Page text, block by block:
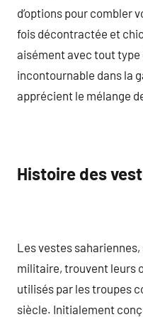
d’options pour combler
fois décontractée et
aisément avec tout type
incontournable dans la
apprécient le mélange
Histoire des
Les vestes
militaire, trouvent leurs
utilisés par les troupes
siècle. Initialement